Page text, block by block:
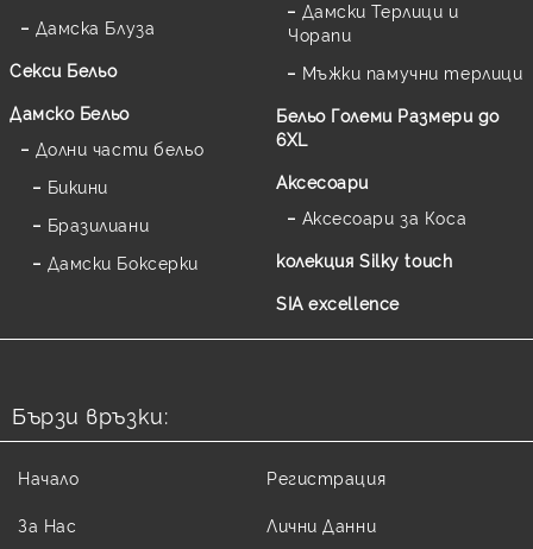
Дамска Блуза
Секси Бельо
Дамско Бельо
Долни части бельо
Бикини
Бразилиани
Дамски Боксерки
Дамски Терлици и
Чорапи
Мъжки памучни терлици
Бельо Големи Размери до
6XL
Аксесоари
Аксесоари за Коса
колекция Silky touch
SIA excellence
Бързи връзки:
Начало
За Нас
Регистрация
Лични Данни